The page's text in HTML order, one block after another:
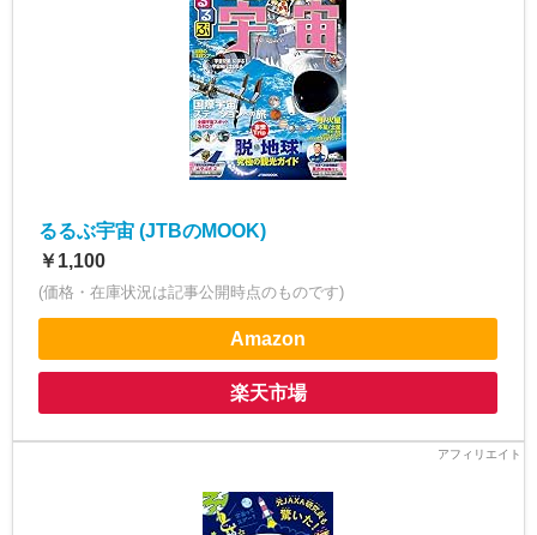
るるぶ宇宙 (JTBのMOOK)
￥1,100
(価格・在庫状況は記事公開時点のものです)
Amazon
楽天市場